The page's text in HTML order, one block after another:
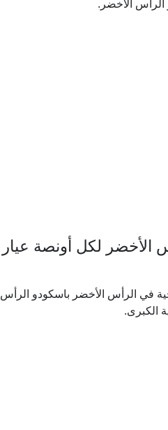
لكل أونصة عيار
الذهب التاريخية في الرأس الأخضر باسكودو الرأس